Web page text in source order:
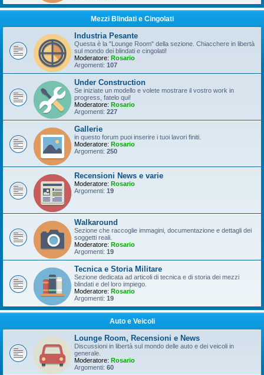
Mezzi Blindati e Cingolati
Industria Pesante
Questa è la "Lounge Room" della sezione. Chiacchere in libertà
sul mondo dei blindati e cingolati!
Moderatore: Rosario
Argomenti: 107
Under Construction
Se iniziate un modello e volete mostrare il vostro work in
progress, fatelo qui!
Moderatore: Rosario
Argomenti: 227
Gallerie
in questo forum puoi inserire i tuoi lavori finiti.
Moderatore: Rosario
Argomenti: 250
Recensioni News e varie
Moderatore: Rosario
Argomenti: 19
Walkaround
Sezione che raccoglie immagini, documentazione e dettagli dei
soggetti reali.
Moderatore: Rosario
Argomenti: 19
Tecnica e Storia Militare
Sezione dedicata ad articoli di tecnica e di storia dei mezzi
blindati e del loro impiego.
Moderatore: Rosario
Argomenti: 19
Auto e Veicoli
Lounge Room, Recensioni e News
Discussioni in libertà sul mondo delle auto e dei veicoli in
generale.
Moderatore: Rosario
Argomenti: 60